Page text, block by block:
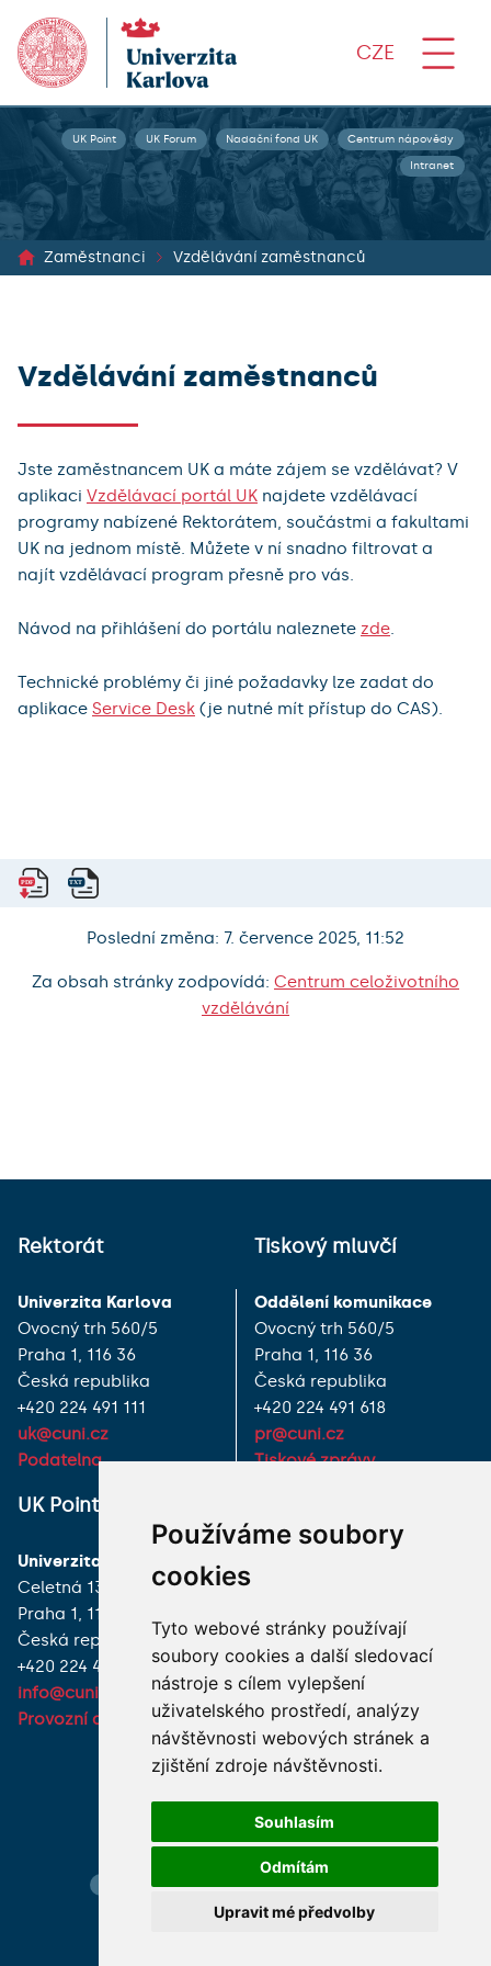
Používáme soubory
cookies
Tyto webové stránky používají
soubory cookies a další sledovací
nástroje s cílem vylepšení
uživatelského prostředí, analýzy
návštěvnosti webových stránek a
zjištění zdroje návštěvnosti.
Souhlasím
Odmítám
Upravit mé předvolby
CZE
UK Point UK Forum Nadační fond UK Centrum nápovědy
Intranet
Zaměstnanci Vzdělávání zaměstnanců
Vzdělávání zaměstnanců
Jste zaměstnancem UK a máte zájem se vzdělávat? V
aplikaci Vzdělávací portál UK najdete vzdělávací
programy nabízené Rektorátem, součástmi a fakultami
UK na jednom místě. Můžete v ní snadno filtrovat a
najít vzdělávací program přesně pro vás.
Návod na přihlášení do portálu naleznete zde
Technické problémy či jiné požadavky lze zadat do
aplikace Service Desk (je nutné mít přístup do CAS).
Poslední změna: 7. července 2025, 11:52
Za obsah stránky zodpovídá: Centrum celoživotního
vzdělávání
Rektorát
Univerzita Karlova
Ovocný trh 560/5
Praha 1, 116 36
Česká republika
+420 224 491 111
uk@cuni.cz
Podatelna
Tiskový mluvčí
Oddělení komunikace
Ovocný trh 560/5
Praha 1, 116 36
Česká republika
+420 224 491 618
pr@cuni.cz
Tiskové zprávy
UK Point
Univerzita Karlova
Celetná 13
Praha 1, 116 36
Česká republika
+420 224 491 850
info@cuni.cz
Provozní doba a kontakty
JAK K NÁM?
Hledání osob Nastavení cookie Mapa webu